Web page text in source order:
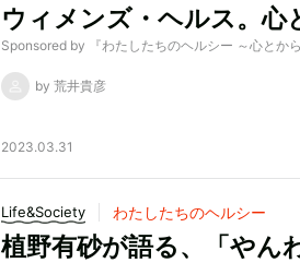
ウィメンズ・ヘルス。心
Sponsored by 『わたしたちのヘルシー ～心とか
by 荒井貴彦
2023.03.31
Life&Society わたしたちのヘルシー
植野有砂が語る、「やん